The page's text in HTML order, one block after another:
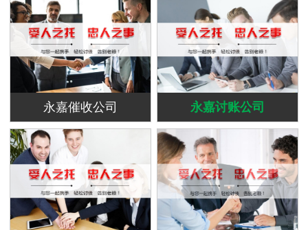
永嘉催收公司 永嘉讨账公司